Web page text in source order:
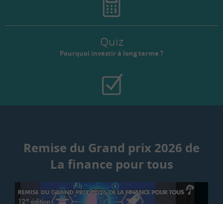
Quiz
Pourquoi investir à long terme ?
Remise du Grand prix 2026 de
La finance pour tous